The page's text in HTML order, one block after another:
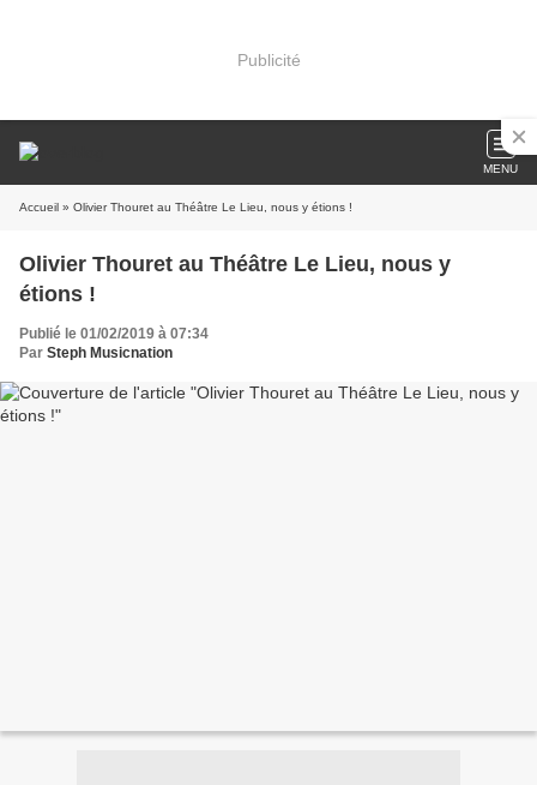
Publicité
MENU
Accueil » Olivier Thouret au Théâtre Le Lieu, nous y étions !
Olivier Thouret au Théâtre Le Lieu, nous y
étions !
Publié le 01/02/2019 à 07:34
Par Steph Musicnation